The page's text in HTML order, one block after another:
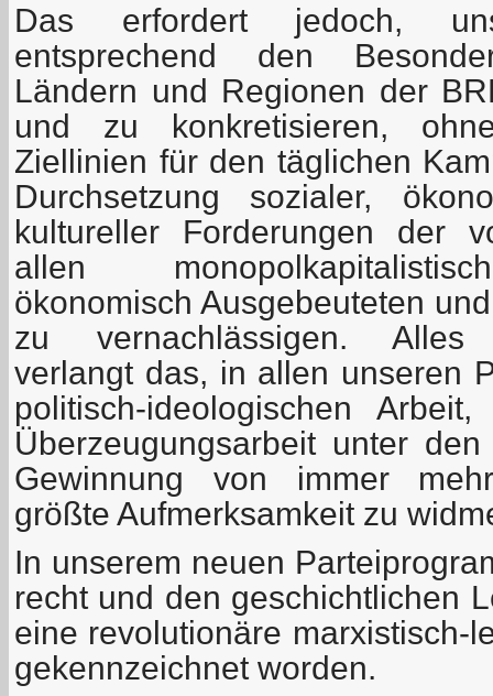
Das erfordert jedoch,
entsprechend den
Ländern und Regionen der
und zu konkretisieren,
Ziellinien für den täglichen
Durchsetzung sozialer,
kultureller Forderungen der
allen
ökonomisch Ausgebeuteten
zu vernachlässigen. Alles
verlangt das, in allen unseren
politisch-ideologischen
Überzeugungsarbeit unter
Gewinnung von immer
größte Aufmerksamkeit zu
In unserem neuen
recht und den geschichtlichen
eine revolutionäre marxistisch-
gekennzeichnet worden.